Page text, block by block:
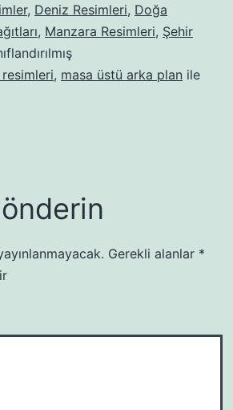
, Deniz Resimleri, Doğa
, Manzara Resimleri, Şehir
, masa üstü arka plan ile
Gerekli alanlar *